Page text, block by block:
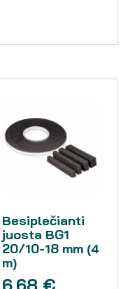
Besiplečianti
juosta BG1
20/10-18 mm (4
m)
6,68 €